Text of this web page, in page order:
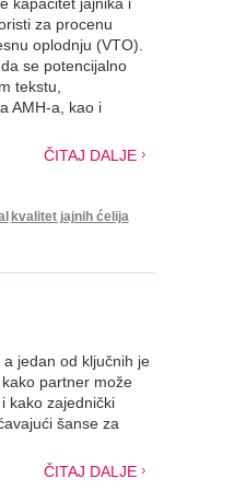
za procenu
oplodnju (VTO).
se potencijalno
tekstu,
AMH-a, kao i
ČITAJ DALJE
kvalitet jajnih ćelija
jedan od ključnih je
partner može
kako zajednički
šanse za
ČITAJ DALJE